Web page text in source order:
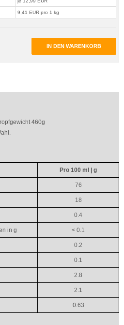
9,41 EUR pro 1 kg
IN DEN WARENKORB
460g
Pro 100 ml | g
76
18
0.4
in g < 0.1
0.2
0.1
2.8
2.1
0.63